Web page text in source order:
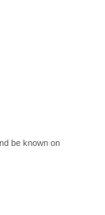
be known on